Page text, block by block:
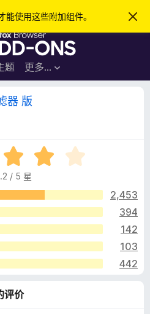
能使用这些附加组件。
忽
此
F
r
e
f
o
览
器
附
加
件
题 更多…
登录
器 版
/ 5 星
2,453
394
142
103
442
评价